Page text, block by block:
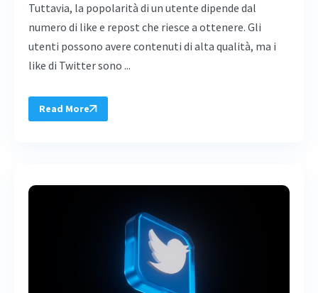
Tuttavia, la popolarità di un utente dipende dal
numero di like e repost che riesce a ottenere. Gli
utenti possono avere contenuti di alta qualità, ma i
like di Twitter sono ...
Read More